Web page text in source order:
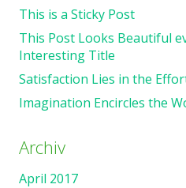
This is a Sticky Post
This Post Looks Beautiful
Interesting Title
Satisfaction Lies in the
Imagination Encircles the
Archiv
April 2017